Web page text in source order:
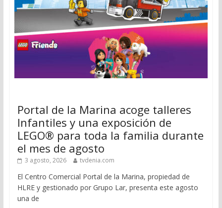
Portal de la Marina acoge talleres
Infantiles y una exposición de
LEGO® para toda la familia durante
el mes de agosto
3 agosto, 2026 tvdenia.com
El Centro Comercial Portal de la Marina, propiedad de
HLRE y gestionado por Grupo Lar, presenta este agosto
una de